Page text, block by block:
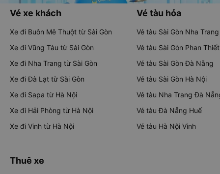
Vé xe khách
Xe đi Buôn Mê Thuột từ Sài Gòn
Xe đi Vũng Tàu từ Sài Gòn
Xe đi Nha Trang từ Sài Gòn
Xe đi Đà Lạt từ Sài Gòn
Xe đi Sapa từ Hà Nội
Xe đi Hải Phòng từ Hà Nội
Xe đi Vinh từ Hà Nội
Vé tàu hỏa
Vé tàu Sài Gòn Nha Trang
Vé tàu Sài Gòn Phan Thiết
Vé tàu Sài Gòn Đà Nẵng
Vé tàu Sài Gòn Hà Nội
Vé tàu Nha Trang Đà
Vé tàu Đà Nẵng Huế
Vé tàu Hà Nội Vinh
Thuê xe